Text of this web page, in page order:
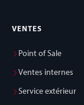
VENTES
Point of Sale
Ventes internes
Service extérieur